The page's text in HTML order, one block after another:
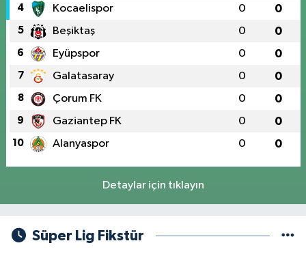
4 Kocaelispor 0 0
5 Beşiktaş 0 0
6 Eyüpspor 0 0
7 Galatasaray 0 0
8 Çorum FK 0 0
9 Gaziantep FK 0 0
10 Alanyaspor 0 0
Detaylar için tıklayın
Süper Lig Fikstür